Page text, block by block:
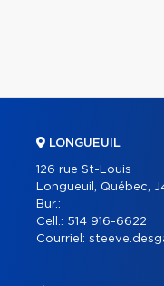
LONGUEUIL
126 rue St-Louis
Longueuil, Québec,
Bur.:
Cell.: 514 916-6622
Courriel: